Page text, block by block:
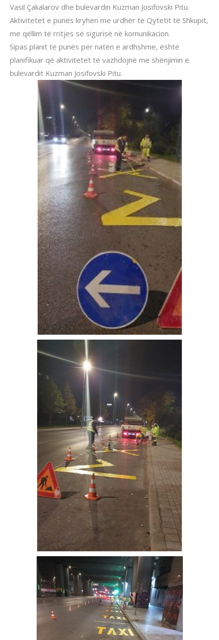
Vasil Çakalarov dhe bulevardin Kuzman Josifovski Pitu.
Aktivitetet e punës kryhen me urdhër të Qytetit të Shkupit,
me qëllim të rritjes së sigurisë në komunikacion.
Sipas planit të punës për natën e ardhshme, është
planifikuar që aktivitetet të vazhdojnë me shënjimin e
bulevardit Kuzman Josifovski Pitu.